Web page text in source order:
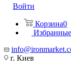
Войти
Корзина0
г. Киев